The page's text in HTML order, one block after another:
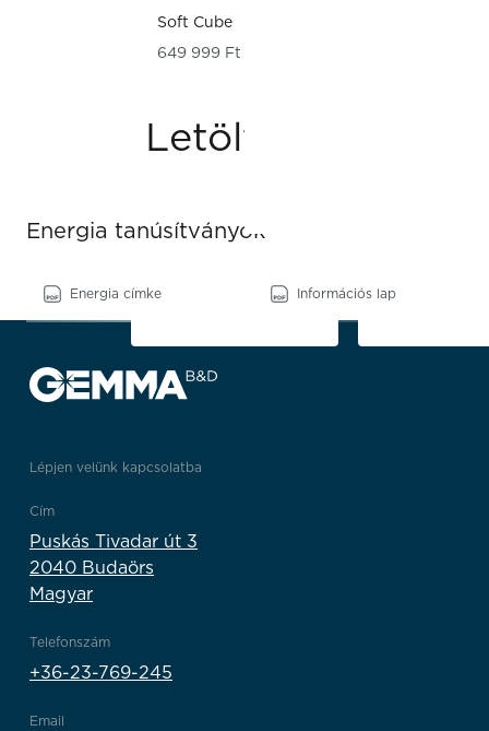
Soft Cube
649 999 Ft
Letöltések
Energia tanúsítványok
Energia címke Információs lap
Lépjen velünk kapcsolatba
Cím
Puskás Tivadar út 3
2040 Budaörs
Magyar
Telefonszám
+36-23-769-245
Email